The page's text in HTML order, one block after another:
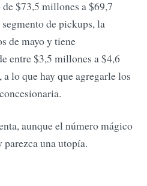
$73,5 millones a $69,7
de pickups, la
de mayo y tiene
entre $3,5 millones a $4,6
lo que hay que agregarle los
aunque el número mágico
una utopía.